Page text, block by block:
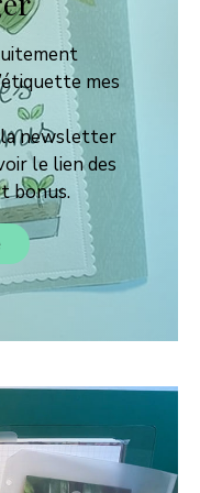
mes
la newsletter
le lien des
bonus.